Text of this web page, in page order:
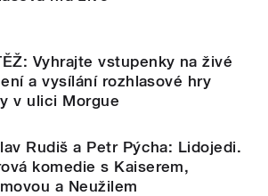
Vyhrajte vstupenky na živé
a vysílání rozhlasové hry
v ulici Morgue
Rudiš a Petr Pýcha: Lidojedi.
komedie s Kaiserem,
a Neužilem